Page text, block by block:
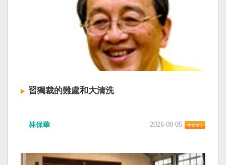
習獨裁的難處和大清洗
林保華 2026-08-05